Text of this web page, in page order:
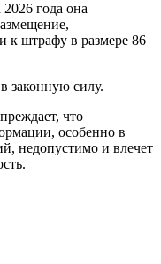
года она
к штрафу в размере 86
законную силу.
что
особенно в
недопустимо и влечет